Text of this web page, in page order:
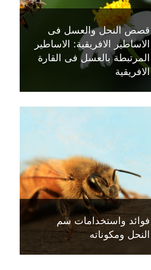
قصص النحل والعسل فى
الاساطير الافريقية: الاساطير
المرتبطة بالعسل فى القارة
الافريقية
فوائد واستخدامات سم
النحل ومكوناته